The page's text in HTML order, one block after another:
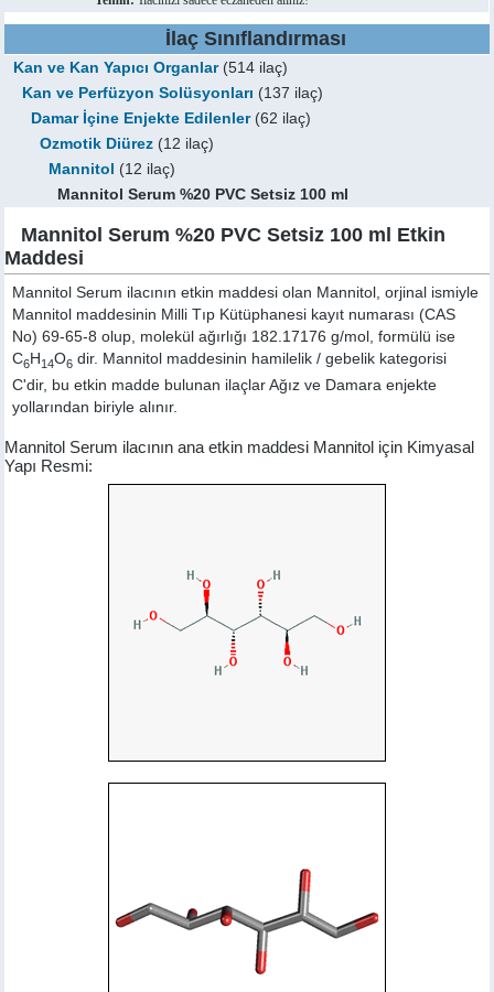
İlaç Sınıflandırması
Kan ve Kan Yapıcı Organlar(514 ilaç)
Kan ve Perfüzyon Solüsyonları (137 ilaç)
Damar İçine Enjekte Edilenler(62 ilaç)
Ozmotik Diürez (12 ilaç)
Mannitol
(12 ilaç)
Mannitol Serum %20 PVC Setsiz 100 ml
Mannitol Serum %20 PVC Setsiz 100 ml Etkin
Maddesi
Mannitol Serum ilacının etkin maddesi olan Mannitol, orjinal ismiyle
Mannitol maddesinin Milli Tıp Kütüphanesi kayıt numarası (CAS
No) 69-65-8 olup, molekül ağırlığı 182.17176 g/mol, formülü ise
C6H 14O6 dir. Mannitol maddesinin hamilelik / gebelik kategorisi
C'dir, bu etkin madde bulunan ilaçlar Ağız ve Damara enjekte
yollarından biriyle alınır.
Mannitol Serum ilacının ana etkin maddesi Mannitol için Kimyasal
Yapı Resmi: